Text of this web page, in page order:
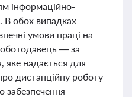
інформаційно-
В обох випадках
умови праці на
— за
яке надається для
дистанційну роботу
забезпечення